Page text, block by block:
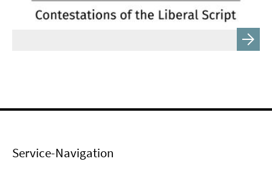
Service-Navigation